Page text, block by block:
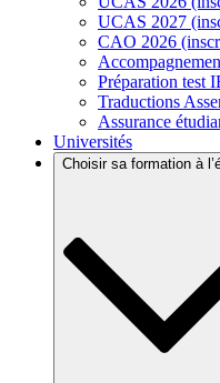
UCAS 2027
CAO 2026
Préparation test
Traductions
Assurance
Universités
Choisir sa formation à